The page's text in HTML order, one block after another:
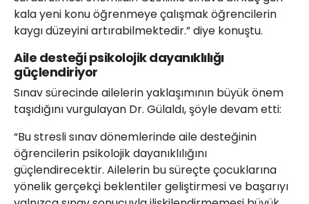
kala yeni konu öğrenmeye çalışmak öğrencilerin
kaygı düzeyini artırabilmektedir.” diye konuştu.
Aile desteği psikolojik dayanıklılığı
güçlendiriyor
Sınav sürecinde ailelerin yaklaşımının büyük önem
taşıdığını vurgulayan Dr. Gülaldı, şöyle devam etti:
“Bu stresli sınav dönemlerinde aile desteğinin
öğrencilerin psikolojik dayanıklılığını
güçlendirecektir. Ailelerin bu süreçte çocuklarına
yönelik gerçekçi beklentiler geliştirmesi ve başarıyı